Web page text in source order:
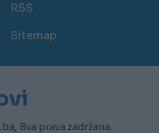
RSS
Sitemap
Sva prava zadržana.